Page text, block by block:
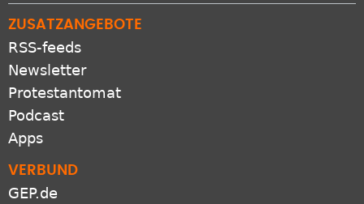
ZUSATZANGEBOTE
RSS-feeds
Newsletter
Protestantomat
Podcast
Apps
VERBUND
GEP.de